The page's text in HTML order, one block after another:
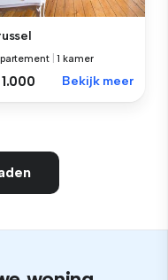
|1 kamer
Bekijk meer